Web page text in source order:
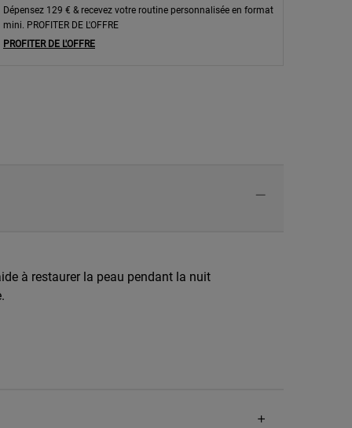
Dépensez 129 € & recevez votre routine personnalisée en format
mini. PROFITER DE L'OFFRE
PROFITER DE L'OFFRE
à restaurer la peau pendant la nuit